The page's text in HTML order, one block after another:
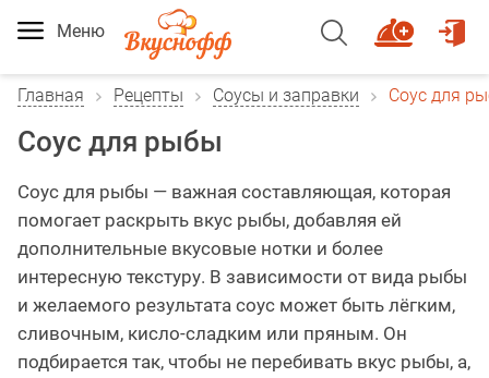
Меню
Главная Рецепты Соусы и заправки Соус для
Соус для рыбы
Соус для рыбы — важная составляющая, которая
помогает раскрыть вкус рыбы, добавляя ей
дополнительные вкусовые нотки и более
интересную текстуру. В зависимости от вида рыбы
и желаемого результата соус может быть лёгким,
сливочным, кисло-сладким или пряным. Он
подбирается так, чтобы не перебивать вкус рыбы, а,